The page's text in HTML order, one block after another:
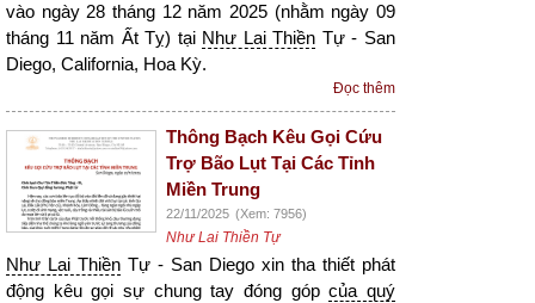
vào ngày 28 tháng 12 năm 2025 (nhằm ngày 09
tháng 11 năm Ất Tỵ) tại Như Lai Thiền Tự - San
Diego, California, Hoa Kỳ.
Đọc thêm
Thông Bạch Kêu Gọi Cứu
Trợ Bão Lụt Tại Các Tỉnh
Miền Trung
22/11/2025 (Xem: 7956)
Như Lai Thiền Tự
Như Lai Thiền Tự - San Diego xin tha thiết phát
động kêu gọi sự chung tay đóng gópcủa quý